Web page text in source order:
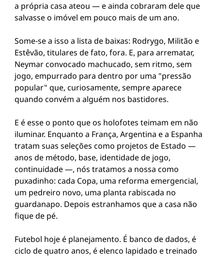
a própria casa ateou — e ainda cobraram dele que
salvasse o imóvel em pouco mais de um ano.
Some-se a isso a lista de baixas: Rodrygo, Militão e
Estêvão, titulares de fato, fora. E, para arrematar,
Neymar convocado machucado, sem ritmo, sem
jogo, empurrado para dentro por uma "pressão
popular" que, curiosamente, sempre aparece
quando convém a alguém nos bastidores.
E é esse o ponto que os holofotes teimam em não
iluminar. Enquanto a França, Argentina e a Espanha
tratam suas seleções como projetos de Estado —
anos de método, base, identidade de jogo,
continuidade —, nós tratamos a nossa como
puxadinho: cada Copa, uma reforma emergencial,
um pedreiro novo, uma planta rabiscada no
guardanapo. Depois estranhamos que a casa não
fique de pé.
Futebol hoje é planejamento. É banco de dados, é
ciclo de quatro anos, é elenco lapidado e treinado